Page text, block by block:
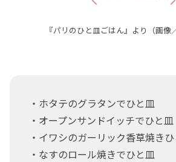
『パリのひと皿ごはん』より（画像
・ホタテのグラタンでひと皿
・オープンサンドイッチでひと皿
・イワシのガーリック香草焼き
・なすのロール焼きでひと皿